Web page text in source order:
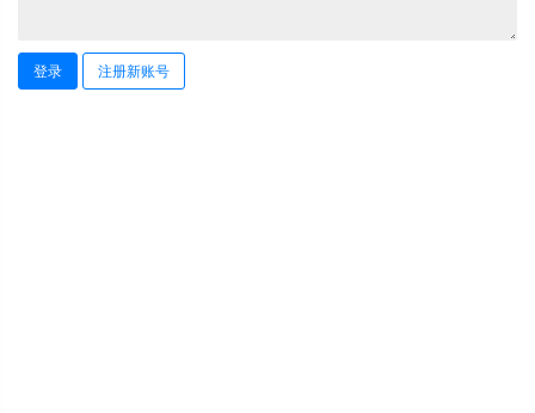
登录 注册新账号